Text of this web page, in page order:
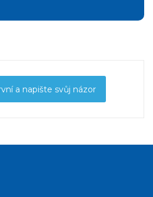
a napište svůj názor